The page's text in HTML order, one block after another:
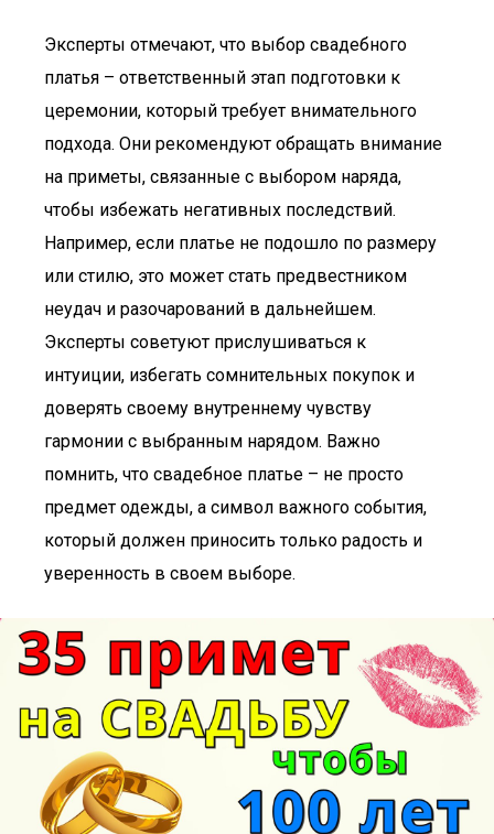
Эксперты отмечают, что выбор свадебного
платья – ответственный этап подготовки к
церемонии, который требует внимательного
подхода. Они рекомендуют обращать внимание
на приметы, связанные с выбором наряда,
чтобы избежать негативных последствий.
Например, если платье не подошло по размеру
или стилю, это может стать предвестником
неудач и разочарований в дальнейшем.
Эксперты советуют прислушиваться к
интуиции, избегать сомнительных покупок и
доверять своему внутреннему чувству
гармонии с выбранным нарядом. Важно
помнить, что свадебное платье – не просто
предмет одежды, а символ важного события,
который должен приносить только радость и
уверенность в своем выборе.